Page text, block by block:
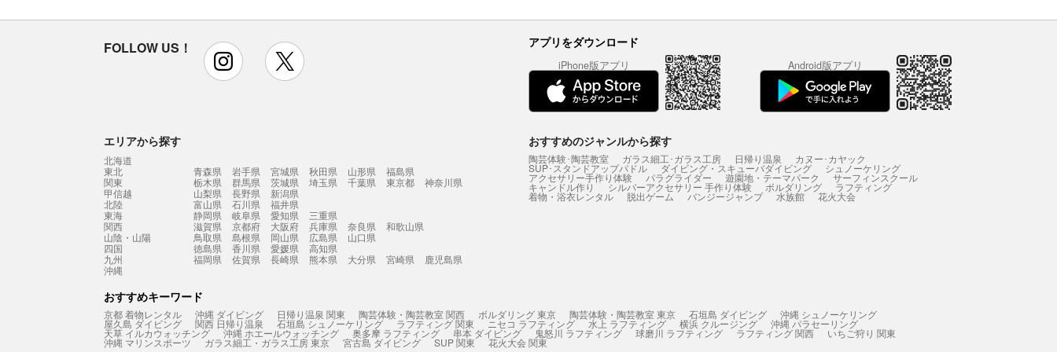
FOLLOW US！ instagram アプリをダウンロード
iPhone版アプリ Android版アプリ
エリアから探す
北海道
東北
青森県 岩手県 宮城県 秋田県 山形県
福島県
関東
栃木県 群馬県 茨城県 埼玉県 千葉県 東京都
神奈川県
甲信越
山梨県 長野県
新潟県
北陸
富山県 石川県
福井県
東海
静岡県 岐阜県 愛知県
三重県
関西
滋賀県 京都府 大阪府 兵庫県 奈良県
和歌山県
山陰・山陽
鳥取県 島根県 岡山県 広島県
山口県
四国
徳島県 香川県 愛媛県
高知県
九州
福岡県 佐賀県 長崎県 熊本県 大分県 宮崎県
鹿児島県
沖縄
おすすめのジャンルから探す
陶芸体験･陶芸教室 ガラス細工･ガラス工房 日帰り温泉 カヌー･カヤック
SUP･スタンドアップパドル ダイビング・スキューバダイビング シュノーケリング
アクセサリー手作り体験 パラグライダー 遊園地・テーマパーク サーフィンスクール
キャンドル作り シルバーアクセサリー 手作り体験 ボルダリング ラフティング
着物・浴衣レンタル 脱出ゲーム バンジージャンプ 水族館 花火大会
おすすめキーワード
京都 着物レンタル 沖縄 ダイビング 日帰り温泉 関東 陶芸体験・陶芸教室 関西 ボルダリング 東京 陶芸体験・陶芸教室 東京 石垣島 ダイビング 沖縄 シュノーケリング
屋久島 ダイビング 関西 日帰り温泉 石垣島 シュノーケリング ラフティング 関東 ニセコ ラフティング 水上 ラフティング 横浜 クルージング 沖縄 パラセーリング
天草 イルカウォッチング 沖縄 ホエールウォッチング 奥多摩 ラフティング 串本 ダイビング 鬼怒川 ラフティング 球磨川 ラフティング ラフティング 関西 いちご狩り 関東
沖縄 マリンスポーツ ガラス細工・ガラス工房 東京 宮古島 ダイビング SUP 関東 花火大会 関東